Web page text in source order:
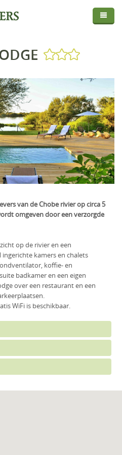
van de Chobe rivier op circa 5
omgeven door een verzorgde
op de rivier en een
kamers en chalets
koffie- en
badkamer en een eigen
over een restaurant en een
WiFi is beschikbaar.